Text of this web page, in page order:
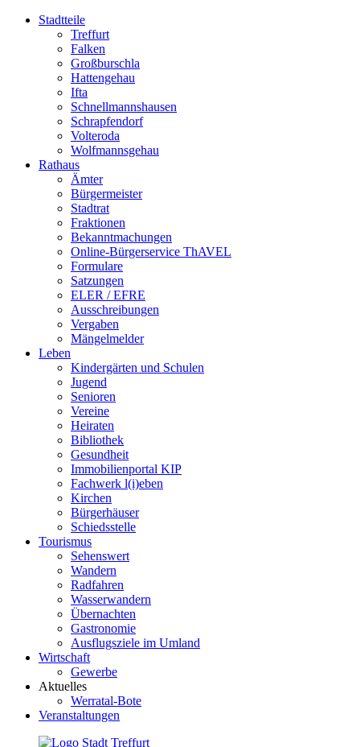
Stadtteile
Treffurt
Falken
Großburschla
Hattengehau
Ifta
Schnellmannshausen
Schrapfendorf
Volteroda
Wolfmannsgehau
Rathaus
Ämter
Bürgermeister
Stadtrat
Fraktionen
Bekanntmachungen
Online-Bürgerservice ThAVEL
Formulare
Satzungen
ELER / EFRE
Ausschreibungen
Vergaben
Mängelmelder
Leben
Kindergärten und Schulen
Jugend
Senioren
Vereine
Heiraten
Bibliothek
Gesundheit
Immobilienportal KIP
Fachwerk l(i)eben
Kirchen
Bürgerhäuser
Schiedsstelle
Tourismus
Sehenswert
Wandern
Radfahren
Wasserwandern
Übernachten
Gastronomie
Ausflugsziele im Umland
Wirtschaft
Gewerbe
Aktuelles
Werratal-Bote
Veranstaltungen